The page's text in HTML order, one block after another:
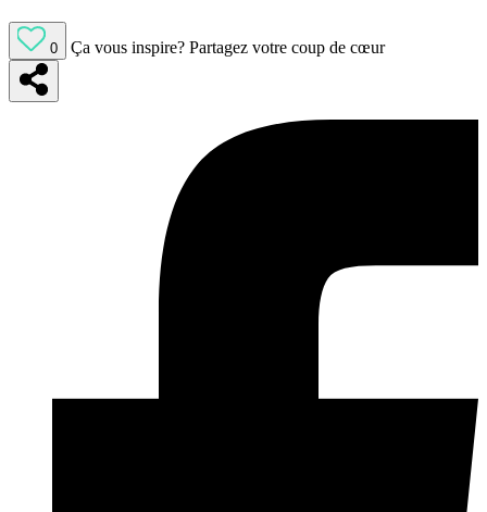
0 Ça vous inspire? Partagez votre coup de cœur